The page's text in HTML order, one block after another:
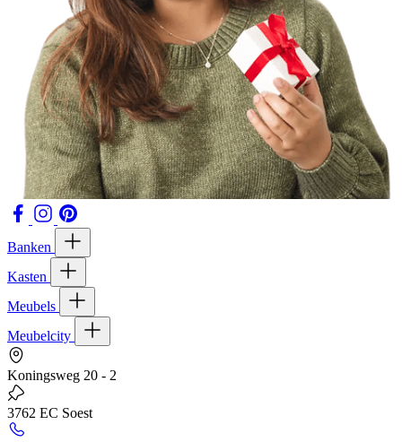
Banken
Kasten
Meubels
Meubelcity
Koningsweg 20 - 2
3762 EC Soest